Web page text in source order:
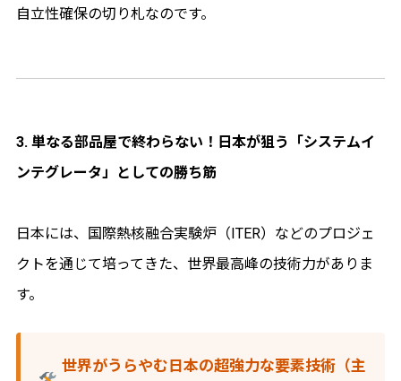
自立性確保の切り札なのです。
3. 単なる部品屋で終わらない！日本が狙う「システムイ
ンテグレータ」としての勝ち筋
日本には、国際熱核融合実験炉（ITER）などのプロジェ
クトを通じて培ってきた、世界最高峰の技術力がありま
す。
世界がうらやむ日本の超強力な要素技術（主